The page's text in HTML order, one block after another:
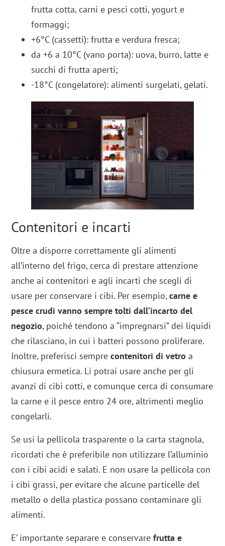
frutta cotta, carni e pesci cotti, yogurt e
formaggi;
+6°C (cassetti): frutta e verdura fresca;
da +6 a 10°C (vano porta): uova, burro, latte e
succhi di frutta aperti;
-18°C (congelatore): alimenti surgelati, gelati.
Contenitori e incarti
Oltre a disporre correttamente gli alimenti
all’interno del frigo, cerca di prestare attenzione
anche ai contenitori e agli incarti che scegli di
usare per conservare i cibi. Per esempio,carne e
pesce crudi vanno sempre tolti dall’incarto del
negozio, poiché tendono a “impregnarsi” dei liquidi
che rilasciano, in cui i batteri possono proliferare.
Inoltre, preferisci semprecontenitori di vetro a
chiusura ermetica. Li potrai usare anche per gli
avanzi di cibi cotti, e comunque cerca di consumare
la carne e il pesce entro 24 ore, altrimenti meglio
congelarli.
Se usi la pellicola trasparente o la carta stagnola,
ricordati che è preferibile non utilizzare l’alluminio
con i cibi acidi e salati. E non usare la pellicola con
i cibi grassi, per evitare che alcune particelle del
metallo o della plastica possano contaminare gli
alimenti.
E’ importante separare e conservarefrutta e